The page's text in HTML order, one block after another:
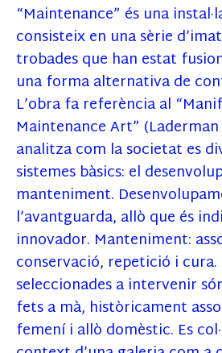
“Maintenance” és una
consisteix en una sèrie
trobades que han estat
una forma alternativa de
L’obra fa referència al
Maintenance Art”
analitza com la societat es
sistemes bàsics: el
manteniment.
l’avantguarda, allò que és
innovador. Manteniment:
conservació, repetició i cura.
seleccionades a intervenir
fets a mà, històricament
femení i allò domèstic. Es